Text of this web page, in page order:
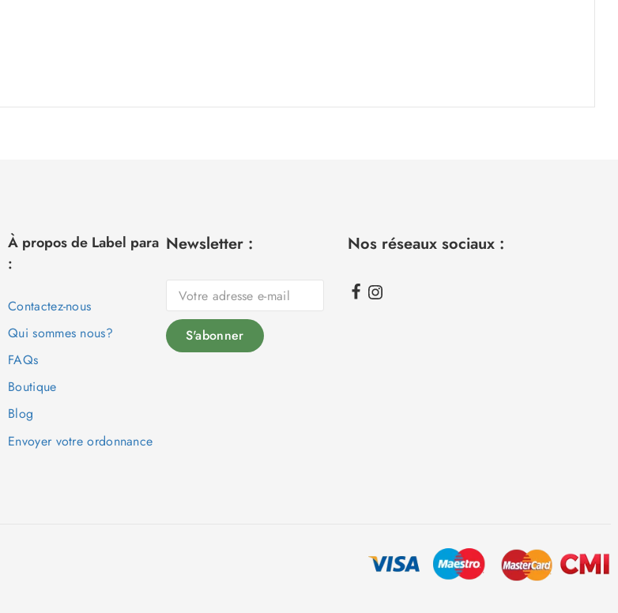
À propos de Label para
:
Contactez-nous
Qui sommes nous?
FAQs
Boutique
Blog
Envoyer votre ordonnance
Newsletter : Nos réseaux sociaux :